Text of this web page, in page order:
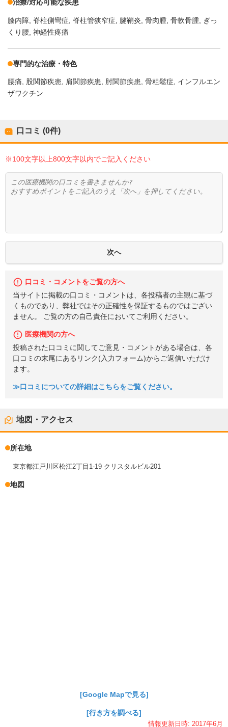
治療/対応可能な疾患
膝内障 脊柱側彎症 脊柱管狭窄症 腱鞘炎 骨肉腫 骨軟骨腫
ぎっ
くり腰 神経性疼痛
専門的な治療・特色
腰痛 股関節疾患 肩関節疾患 肘関節疾患 骨粗鬆症
インフルエン
ザワクチン
口コミ (0件)
※100文字以上800文字以内でご記入ください
口コミ・コメントをご覧の方へ
当サイトに掲載の口コミ・コメントは、各投稿者の主観に基づ
くものであり、弊社ではその正確性を保証するものではござい
ません。 ご覧の方の自己責任においてご利用ください。
医療機関の方へ
投稿された口コミに関してご意見・コメントがある場合は、各
口コミの末尾にあるリンク(入力フォーム)からご返信いただけ
ます。
≫口コミについての詳細はこちらをご覧ください。
地図・アクセス
所在地
東京都江戸川区松江2丁目1-19 クリスタルビル201
地図
[Google Mapで見る]
[行き方を調べる]
情報更新日時: 2017年6月